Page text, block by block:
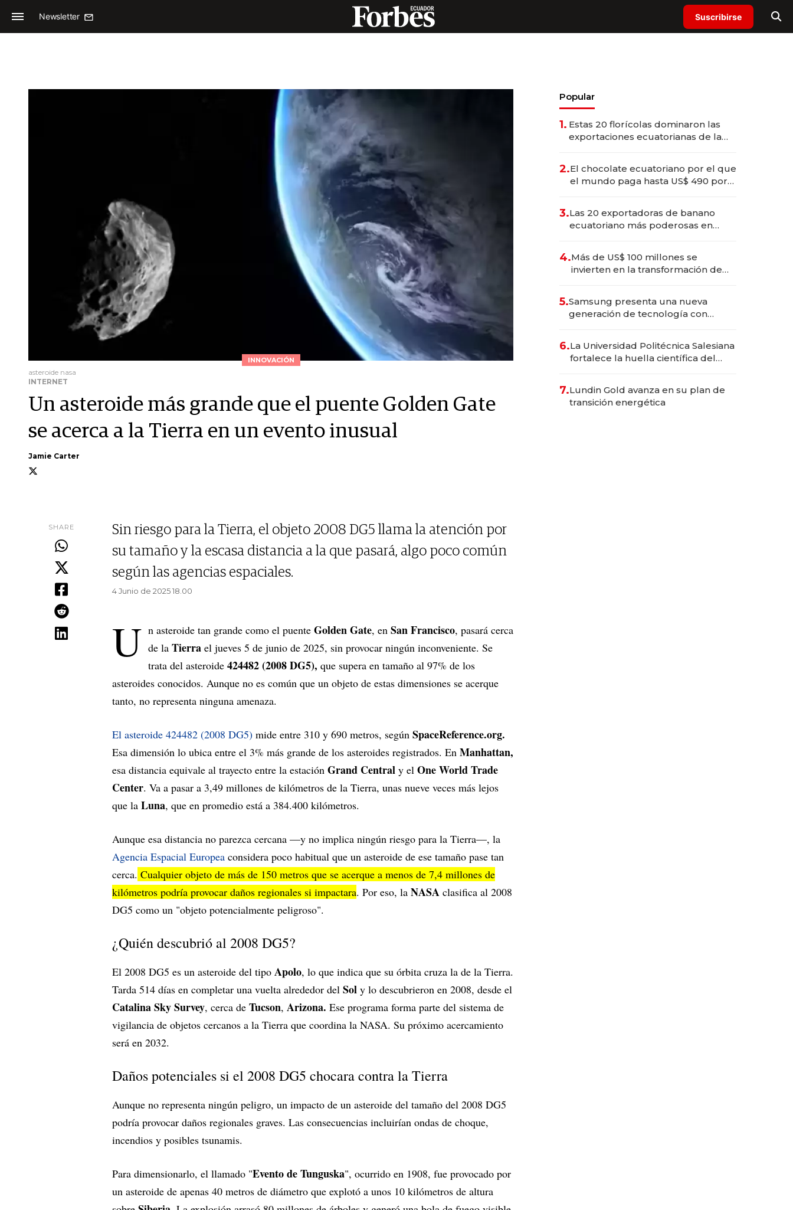
Newsletter Suscribirse
INNOVACIÓN
asteroide nasa
INTERNET
Un asteroide más grande que el puente Golden Gate
se acerca a la Tierra en un evento inusual
Jamie Carter
SHARE
Sin riesgo para la Tierra, el objeto 2008 DG5 llama la atención por
su tamaño y la escasa distancia a la que pasará, algo poco común
según las agencias espaciales.
4 Junio de 2025 18.00
U n asteroide tan grande como el puente Golden Gate, en San Francisco, pasará cerca
de la Tierra el jueves 5 de junio de 2025, sin provocar ningún inconveniente. Se
trata del asteroide 424482 (2008 DG5), que supera en tamaño al 97% de los
asteroides conocidos. Aunque no es común que un objeto de estas dimensiones se acerque
tanto, no representa ninguna amenaza.
El asteroide 424482 (2008 DG5) mide entre 310 y 690 metros, según SpaceReference.org.
Esa dimensión lo ubica entre el 3% más grande de los asteroides registrados. En Manhattan,
esa distancia equivale al trayecto entre la estación Grand Central y el One World Trade
Center. Va a pasar a 3,49 millones de kilómetros de la Tierra, unas nueve veces más lejos
que la Luna, que en promedio está a 384.400 kilómetros.
Aunque esa distancia no parezca cercana —y no implica ningún riesgo para la Tierra—, la
Agencia Espacial Europea considera poco habitual que un asteroide de ese tamaño pase tan
cerca. Cualquier objeto de más de 150 metros que se acerque a menos de 7,4 millones de
kilómetros podría provocar daños regionales si impactara. Por eso, la NASA clasifica al 2008
DG5 como un "objeto potencialmente peligroso".
¿Quién descubrió al 2008 DG5?
El 2008 DG5 es un asteroide del tipo Apolo, lo que indica que su órbita cruza la de la Tierra.
Tarda 514 días en completar una vuelta alrededor del Sol y lo descubrieron en 2008, desde el
Catalina Sky Survey, cerca de Tucson, Arizona. Ese programa forma parte del sistema de
vigilancia de objetos cercanos a la Tierra que coordina la NASA. Su próximo acercamiento
será en 2032.
Daños potenciales si el 2008 DG5 chocara contra la Tierra
Aunque no representa ningún peligro, un impacto de un asteroide del tamaño del 2008 DG5
podría provocar daños regionales graves. Las consecuencias incluirían ondas de choque,
incendios y posibles tsunamis.
Para dimensionarlo, el llamado "Evento de Tunguska", ocurrido en 1908, fue provocado por
un asteroide de apenas 40 metros de diámetro que explotó a unos 10 kilómetros de altura
Popular
1. Estas 20 florícolas dominaron las
exportaciones ecuatorianas de la
2.El chocolate ecuatoriano por el que
el mundo paga hasta US$ 490 por
3.Las 20 exportadoras de banano
ecuatoriano más poderosas en
4.Más de US$ 100 millones se
invierten en la transformación de
5.Samsung presenta una nueva
generación de tecnología con
6.La Universidad Politécnica Salesiana
fortalece la huella científica del
7.Lundin Gold avanza en su plan de
transición energética